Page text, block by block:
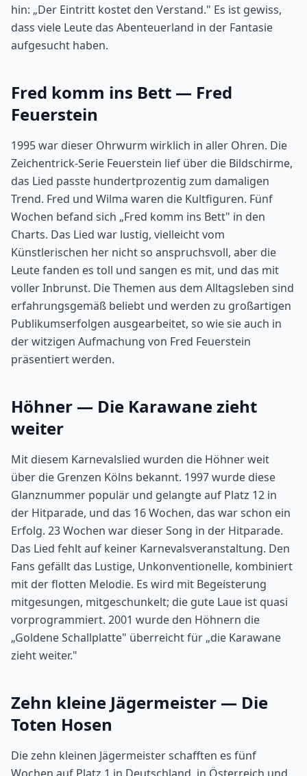
hin: „Der Eintritt kostet den Verstand." Es ist gewiss,
dass viele Leute das Abenteuerland in der Fantasie
aufgesucht haben.
Fred komm ins Bett — Fred
Feuerstein
1995 war dieser Ohrwurm wirklich in aller Ohren. Die
Zeichentrick-Serie Feuerstein lief über die Bildschirme,
das Lied passte hundertprozentig zum damaligen
Trend. Fred und Wilma waren die Kultfiguren. Fünf
Wochen befand sich „Fred komm ins Bett" in den
Charts. Das Lied war lustig, vielleicht vom
Künstlerischen her nicht so anspruchsvoll, aber die
Leute fanden es toll und sangen es mit, und das mit
voller Inbrunst. Die Themen aus dem Alltagsleben sind
erfahrungsgemäß beliebt und werden zu großartigen
Publikumserfolgen ausgearbeitet, so wie sie auch in
der witzigen Aufmachung von Fred Feuerstein
präsentiert werden.
Höhner — Die Karawane zieht
weiter
Mit diesem Karnevalslied wurden die Höhner weit
über die Grenzen Kölns bekannt. 1997 wurde diese
Glanznummer populär und gelangte auf Platz 12 in
der Hitparade, und das 16 Wochen, das war schon ein
Erfolg. 23 Wochen war dieser Song in der Hitparade.
Das Lied fehlt auf keiner Karnevalsveranstaltung. Den
Fans gefällt das Lustige, Unkonventionelle, kombiniert
mit der flotten Melodie. Es wird mit Begeisterung
mitgesungen, mitgeschunkelt; die gute Laue ist quasi
vorprogrammiert. 2001 wurde den Höhnern die
„Goldene Schallplatte" überreicht für „die Karawane
zieht weiter."
Zehn kleine Jägermeister — Die
Toten Hosen
Die zehn kleinen Jägermeister schafften es fünf